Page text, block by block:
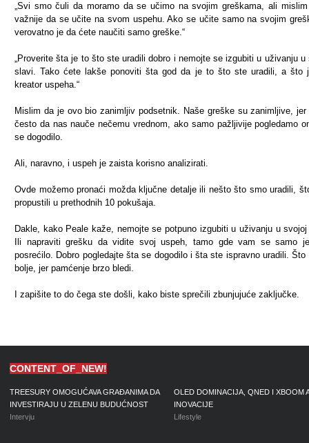
„Svi smo čuli da moramo da se učimo na svojim greškama, ali
važnije da se učite na svom uspehu. Ako se učite samo na svojim
verovatno je da ćete naučiti samo greške.“
„Proverite šta je to što ste uradili dobro i nemojte se izgubiti u uživanju u
slavi. Tako ćete lakše ponoviti šta god da je to što ste uradili, a što
kreator uspeha.“
Mislim da je ovo bio zanimljiv podsetnik. Naše greške su zanimljive, jer
često da nas nauče nečemu vrednom, ako samo pažljivije pogledamo
se dogodilo.
Ali, naravno, i uspeh je zaista korisno analizirati.
Ovde možemo pronaći možda ključne detalje ili nešto što smo uradili,
propustili u prethodnih 10 pokušaja.
Dakle, kako Peale kaže, nemojte se potpuno izgubiti u uživanju u
Ili napraviti grešku da vidite svoj uspeh, tamo gde vam se samo
posrećilo. Dobro pogledajte šta se dogodilo i šta ste ispravno uradili. Što
bolje, jer pamćenje brzo bledi.
I zapišite to do čega ste došli, kako biste sprečili zbunjujuće zaključke.
CONTENT_OF_NEW!
TREESURY OMOGUĆAVA GRAĐANIMA DA
INVESTIRAJU U ZELENU BUDUĆNOST
Intervju
OLED DOMINACIJA, QNED I XBOOM
INOVACIJE
Lifestyle